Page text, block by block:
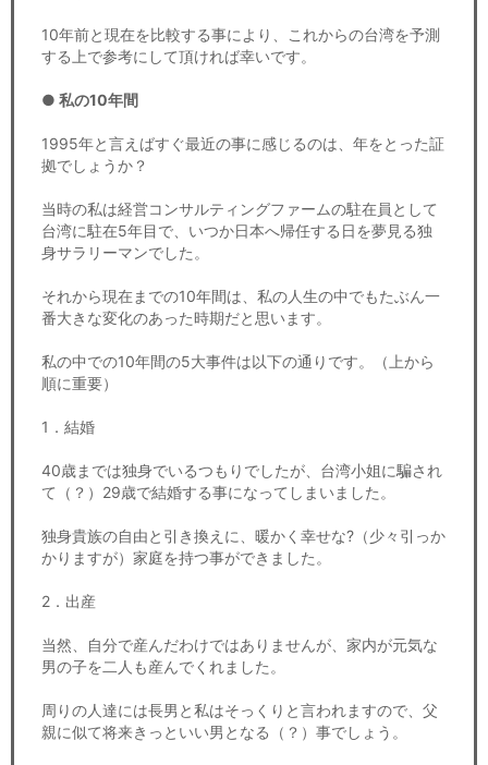
ＩＴ
10年前と現在を比較する事により、これからの台湾を予測
する上で参考にして頂ければ幸いです。
● 私の10年間
1995年と言えばすぐ最近の事に感じるのは、年をとった証
拠でしょうか？
当時の私は経営コンサルティングファームの駐在員として
台湾に駐在5年目で、いつか日本へ帰任する日を夢見る独
身サラリーマンでした。
それから現在までの10年間は、私の人生の中でもたぶん一
番大きな変化のあった時期だと思います。
私の中での10年間の5大事件は以下の通りです。（上から
順に重要）
1．結婚
40歳までは独身でいるつもりでしたが、台湾小姐に騙され
て（？）29歳で結婚する事になってしまいました。
独身貴族の自由と引き換えに、暖かく幸せな?（少々引っか
かりますが）家庭を持つ事ができました。
2．出産
当然、自分で産んだわけではありませんが、家内が元気な
男の子を二人も産んでくれました。
周りの人達には長男と私はそっくりと言われますので、父
親に似て将来きっといい男となる（？）事でしょう。